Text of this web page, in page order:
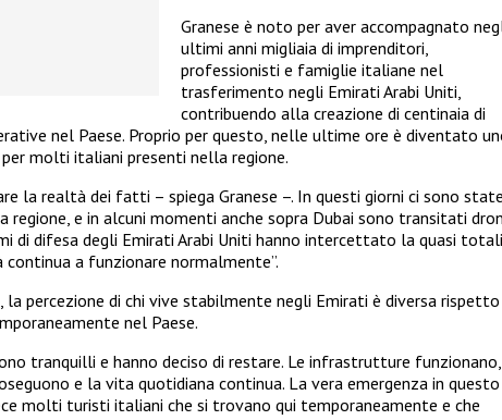
Granese è noto per aver accompagnato
ultimi anni migliaia di imprenditori,
professionisti e famiglie italiane nel
trasferimento negli Emirati Arabi Uniti,
contribuendo alla creazione di centinaia di
nel Paese. Proprio per questo, nelle ultime ore è diventato
molti italiani presenti nella regione.
la realtà dei fatti – spiega Granese –. In questi giorni ci sono state
regione, e in alcuni momenti anche sopra Dubai sono transitati
di difesa degli Emirati Arabi Uniti hanno intercettato la quasi
a funzionare normalmente”.
la percezione di chi vive stabilmente negli Emirati è diversa
nel Paese.
tranquilli e hanno deciso di restare. Le infrastrutture
e la vita quotidiana continua. La vera emergenza in questo
molti turisti italiani che si trovano qui temporaneamente e che